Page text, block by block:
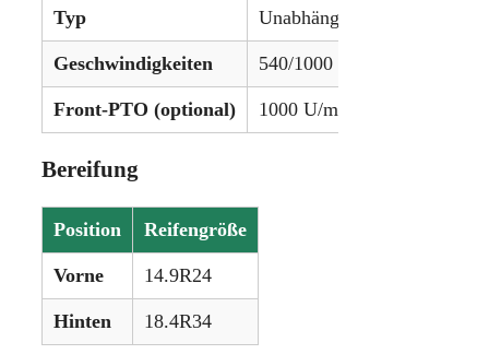
Typ Unabhängig
Geschwindigkeiten 540/1000 U/min
Front-PTO (optional) 1000 U/min
Bereifung
Position Reifengröße
Vorne 14.9R24
Hinten 18.4R34